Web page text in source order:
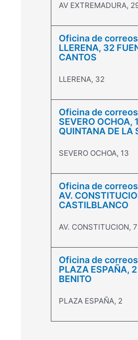
AV EXTREMADURA,
Oficina de
LLERENA, 32
CANTOS
LLERENA, 32
Oficina de
SEVERO OCHOA,
QUINTANA DE LA
SEVERO OCHOA, 13
Oficina de
AV.
CASTILBLANCO
AV. CONSTITUCION,
Oficina de
PLAZA ESPAÑA,
BENITO
PLAZA ESPAÑA, 2